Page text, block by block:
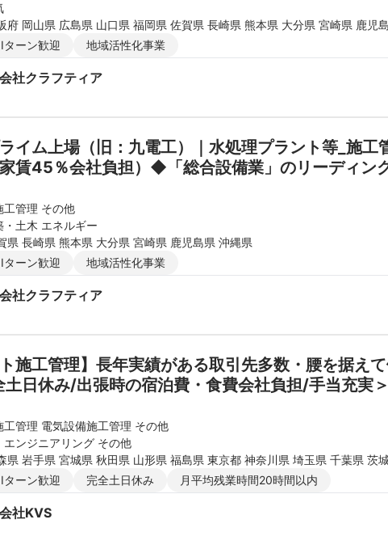
府 岡山県 広島県 山口県 福岡県 佐賀県 長崎県 熊本県 大分県 宮崎県 鹿児
ターン歓迎
地域活性化事業
社クラフティア
イム上場（旧：九電工）｜水処理プラント等_施
工管理 その他
・土木 エネルギー
県 長崎県 熊本県 大分県 宮崎県 鹿児島県 沖縄県
ターン歓迎
地域活性化事業
社クラフティア
ト施工管理】長年実績がある取引先多数・腰を据え
日休み/出張時の宿泊費・食費会社負担/手当充実＞
工管理 電気設備施工管理 その他
エンジニアリング その他
県 岩手県 宮城県 秋田県 山形県 福島県 東京都 神奈川県 埼玉県 千葉県 茨
山県 石川県 福井県 長野県 大阪府 京都府 兵庫県 滋賀県 奈良県 和歌山県
県 福岡県 佐賀県 長崎県 熊本県 大分県 宮崎県 鹿児島県 沖縄県
ターン歓迎 完全土日休み 月平均残業時間20時間以内
社KVS